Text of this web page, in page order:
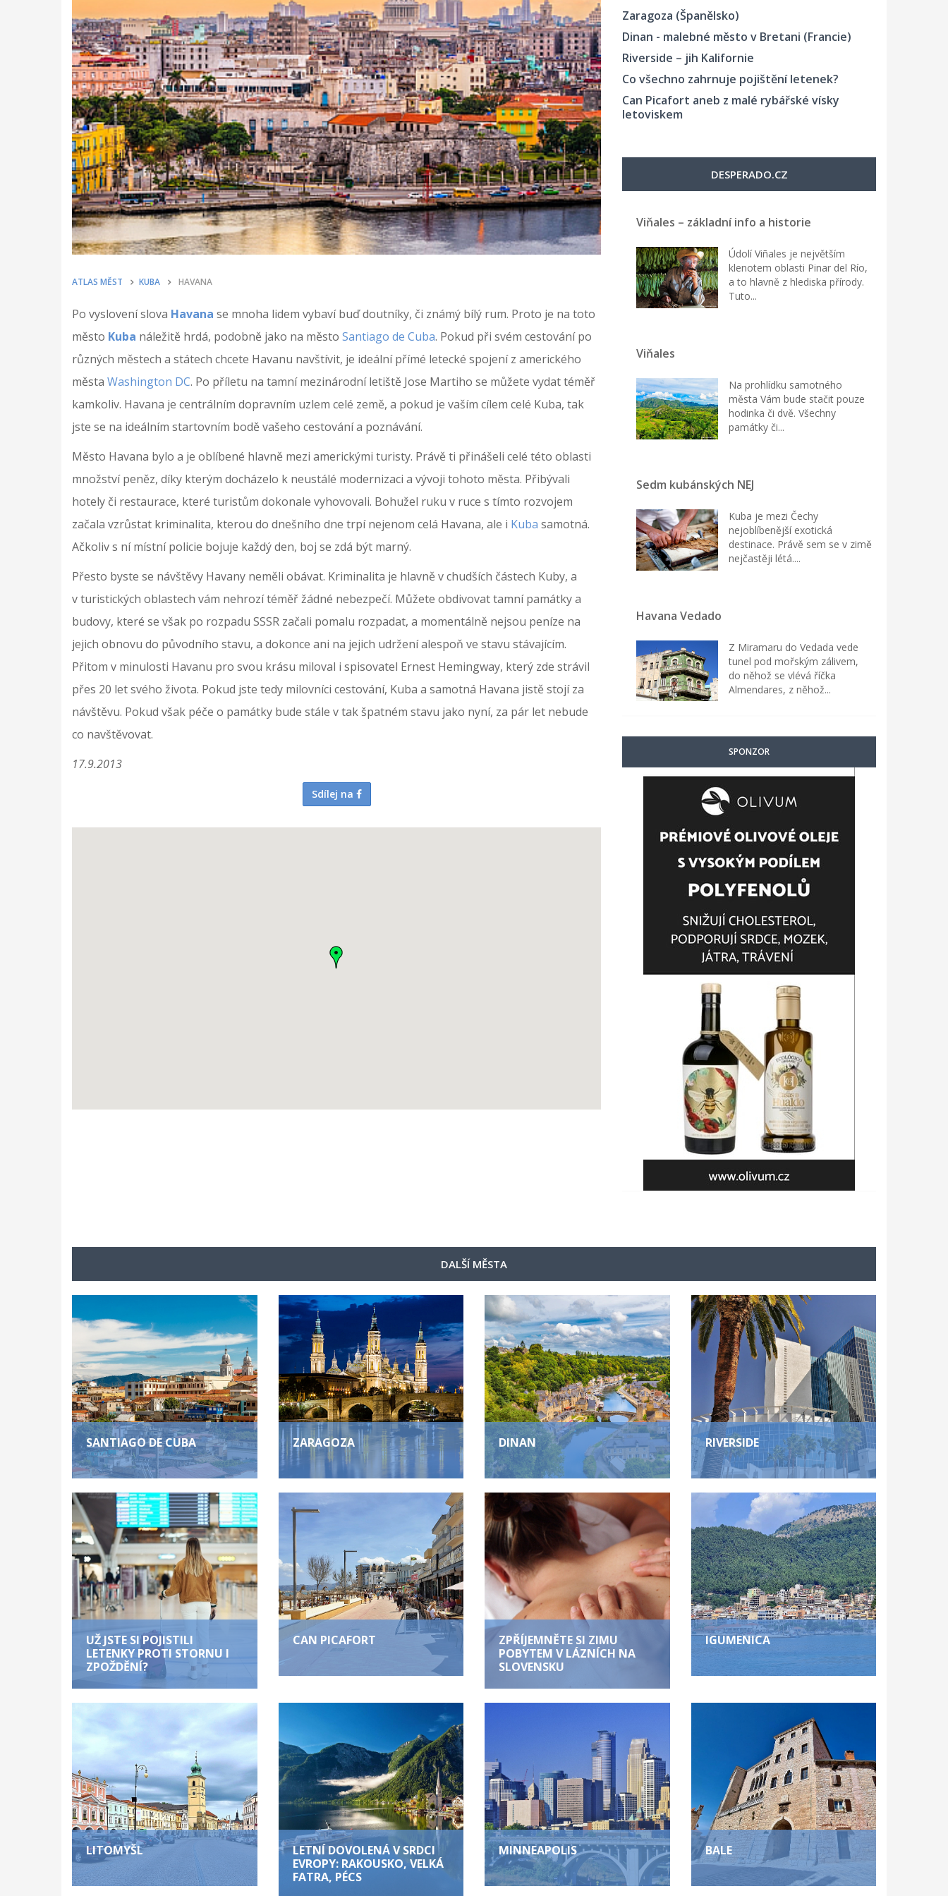
ATLAS MĚST KUBA HAVANA
Po vyslovení slova Havana se mnoha lidem vybaví buď doutníky, či známý bílý rum. Proto je na toto
město Kuba náležitě hrdá, podobně jako na město Santiago de Cuba. Pokud při svém cestování po
různých městech a státech chcete Havanu navštívit, je ideální přímé letecké spojení z amerického
města Washington DC. Po příletu na tamní mezinárodní letiště Jose Martiho se můžete vydat téměř
kamkoliv. Havana je centrálním dopravním uzlem celé země, a pokud je vaším cílem celé Kuba, tak
jste se na ideálním startovním bodě vašeho cestování a poznávání.
Město Havana bylo a je oblíbené hlavně mezi americkými turisty. Právě ti přinášeli celé této oblasti
množství peněz, díky kterým docházelo k neustálé modernizaci a vývoji tohoto města. Přibývali
hotely či restaurace, které turistům dokonale vyhovovali. Bohužel ruku v ruce s tímto rozvojem
začala vzrůstat kriminalita, kterou do dnešního dne trpí nejenom celá Havana, ale i Kuba samotná.
Ačkoliv s ní místní policie bojuje každý den, boj se zdá být marný.
Přesto byste se návštěvy Havany neměli obávat. Kriminalita je hlavně v chudších částech Kuby, a
v turistických oblastech vám nehrozí téměř žádné nebezpečí. Můžete obdivovat tamní památky a
budovy, které se však po rozpadu SSSR začali pomalu rozpadat, a momentálně nejsou peníze na
jejich obnovu do původního stavu, a dokonce ani na jejich udržení alespoň ve stavu stávajícím.
Přitom v minulosti Havanu pro svou krásu miloval i spisovatel Ernest Hemingway, který zde strávil
přes 20 let svého života. Pokud jste tedy milovníci cestování, Kuba a samotná Havana jistě stojí za
návštěvu. Pokud však péče o památky bude stále v tak špatném stavu jako nyní, za pár let nebude
co navštěvovat.
17.9.2013
Sdílej na
Zaragoza (Španělsko)
Dinan - malebné město v Bretani (Francie)
Riverside – jih Kalifornie
Co všechno zahrnuje pojištění letenek?
Can Picafort aneb z malé rybářské vísky
letoviskem
DESPERADO.CZ
Viňales – základní info a historie
Údolí Viñales je největším
klenotem oblasti Pinar del Río,
a to hlavně z hlediska přírody.
Tuto...
Viňales
Na prohlídku samotného
města Vám bude stačit pouze
hodinka či dvě. Všechny
památky či...
Sedm kubánských NEJ
Kuba je mezi Čechy
nejoblíbenější exotická
destinace. Právě sem se v zimě
nejčastěji létá....
Havana Vedado
Z Miramaru do Vedada vede
tunel pod mořským zálivem,
do něhož se vlévá říčka
Almendares, z něhož...
SPONZOR
DALŠÍ MĚSTA
SANTIAGO DE CUBA ZARAGOZA DINAN RIVERSIDE
UŽ JSTE SI POJISTILI
LETENKY PROTI STORNU I
ZPOŽDĚNÍ?
CAN PICAFORT
ZPŘÍJEMNĚTE SI ZIMU
POBYTEM V LÁZNÍCH NA
SLOVENSKU
IGUMENICA
LITOMYŠL
LETNÍ DOVOLENÁ V SRDCI
EVROPY: RAKOUSKO, VELKÁ
FATRA, PÉCS
MINNEAPOLIS BALE